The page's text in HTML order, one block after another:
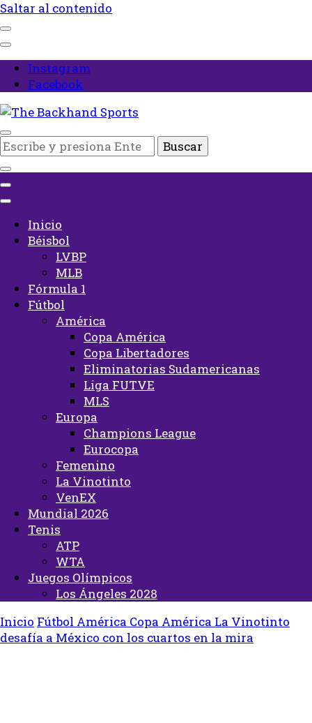
Saltar al contenido
Instagram
Facebook
The Backhand Sports
Inicio
¿Buscas
algo?
Inicio
Béisbol
LVBP
MLB
Fórmula 1
Fútbol
América
Copa América
Copa Libertadores
Eliminatorias Sudamericanas
Liga FUTVE
MLS
Europa
Champions League
Eurocopa
Femenino
La Vinotinto
VenEX
Mundial 2026
Tenis
ATP
WTA
Juegos Olímpicos
Los Ángeles 2028
Inicio Fútbol América Copa América La Vinotinto
desafía a México con los cuartos en la mira